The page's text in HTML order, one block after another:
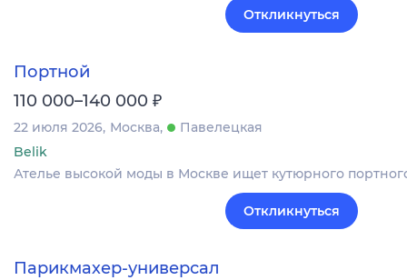
Откликнуться
Портной
110 000–140 000 ₽
22 июля 2026 Москва
Павелецкая
Belik
Ателье высокой моды в Москве ищет кутюрного
Откликнуться
Парикмахер-универсал